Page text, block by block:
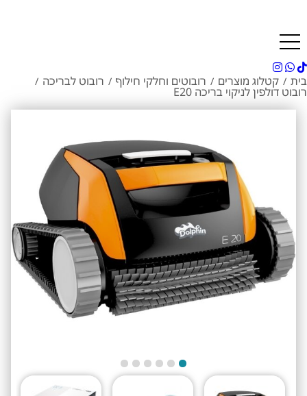
בית / קטלוג מוצרים / רובוטים וחלקי חילוף / רובוט לבריכה /
רובוט דולפין לניקוי בריכה E20